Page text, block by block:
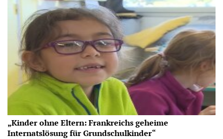
„Kinder ohne Eltern: Frankreichs geheime
Internatslösung für Grundschulkinder“